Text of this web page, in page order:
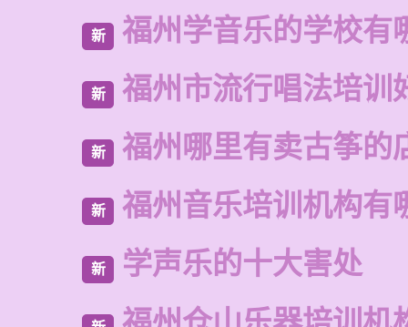
新 福州学音乐的学校有
新 福州市流行唱法培训
新 福州哪里有卖古筝的
新 福州音乐培训机构有
新 学声乐的十大害处